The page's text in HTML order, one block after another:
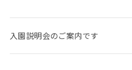
入園説明会のご案内です